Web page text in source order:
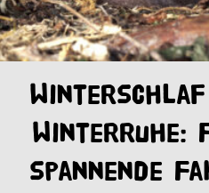
Winterschlaf
Winterruhe:
spannende